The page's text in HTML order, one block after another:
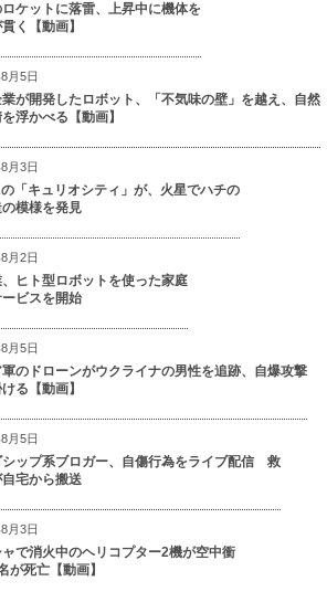
ケットに落雷、上昇中に機体を
く【動画】
月5日
が開発したロボット、「不気味の壁」を越え、自然
浮かべる【動画】
月3日
「キュリオシティ」が、火星でハチの
模様を発見
月2日
ヒト型ロボットを使った家庭
ビスを開始
月5日
軍のドローンがウクライナの男性を追跡、自爆攻撃
る【動画】
月5日
シップ系ブロガー、自傷行為をライブ配信 救
宅から搬送
月3日
ャで消火中のヘリコプター2機が空中衝
が死亡【動画】